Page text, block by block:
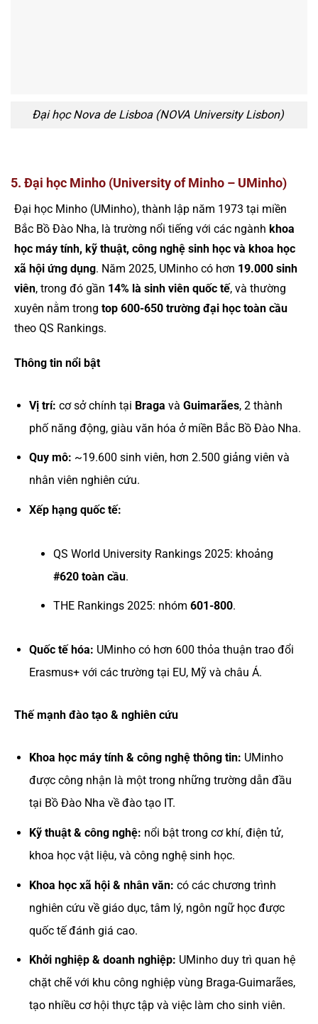
Đại học Nova de Lisboa (NOVA University Lisbon)
5. Đại học Minho (University of Minho – UMinho)
Đại học Minho (UMinho), thành lập năm 1973 tại miền
Bắc Bồ Đào Nha, là trường nổi tiếng với các ngành khoa
học máy tính, kỹ thuật, công nghệ sinh học và khoa học
xã hội ứng dụng. Năm 2025, UMinho có hơn 19.000 sinh
viên, trong đó gần 14% là sinh viên quốc tế, và thường
xuyên nằm trong top 600-650 trường đại học toàn cầu
theo QS Rankings.
Thông tin nổi bật
Vị trí: cơ sở chính tại Braga và Guimarães, 2 thành
phố năng động, giàu văn hóa ở miền Bắc Bồ Đào Nha.
Quy mô: ~19.600 sinh viên, hơn 2.500 giảng viên và
nhân viên nghiên cứu.
Xếp hạng quốc tế:
QS World University Rankings 2025: khoảng
#620 toàn cầu.
THE Rankings 2025: nhóm 601-800.
Quốc tế hóa: UMinho có hơn 600 thỏa thuận trao đổi
Erasmus+ với các trường tại EU, Mỹ và châu Á.
Thế mạnh đào tạo & nghiên cứu
Khoa học máy tính & công nghệ thông tin: UMinho
được công nhận là một trong những trường dẫn đầu
tại Bồ Đào Nha về đào tạo IT.
Kỹ thuật & công nghệ: nổi bật trong cơ khí, điện tử,
khoa học vật liệu, và công nghệ sinh học.
Khoa học xã hội & nhân văn: có các chương trình
nghiên cứu về giáo dục, tâm lý, ngôn ngữ học được
quốc tế đánh giá cao.
Khởi nghiệp & doanh nghiệp: UMinho duy trì quan hệ
chặt chẽ với khu công nghiệp vùng Braga-Guimarães,
tạo nhiều cơ hội thực tập và việc làm cho sinh viên.